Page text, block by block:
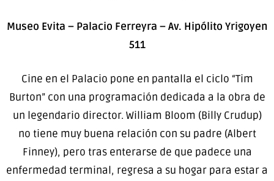
Museo Evita – Palacio Ferreyra – Av. Hipólito Yrigoyen
511
Cine en el Palacio pone en pantalla el ciclo “Tim
Burton” con una programación dedicada a la obra de
un legendario director. William Bloom (Billy Crudup)
no tiene muy buena relación con su padre (Albert
Finney), pero tras enterarse de que padece una
enfermedad terminal, regresa a su hogar para estar a